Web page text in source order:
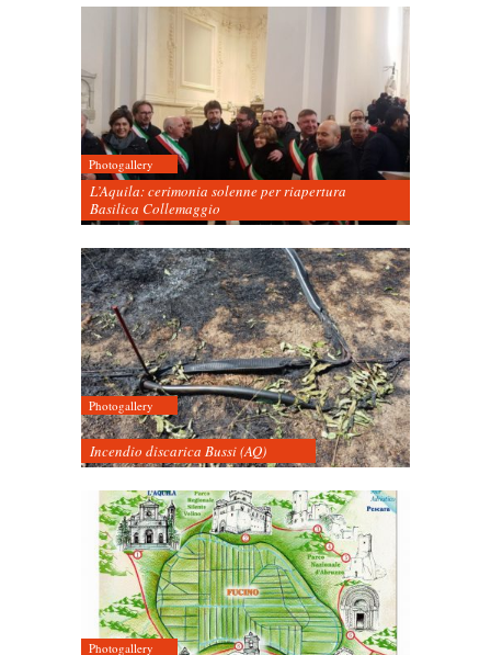
Photogallery
L’Aquila: cerimonia solenne per riapertura
Basilica Collemaggio
Photogallery
Incendio discarica Bussi (AQ)
Photogallery